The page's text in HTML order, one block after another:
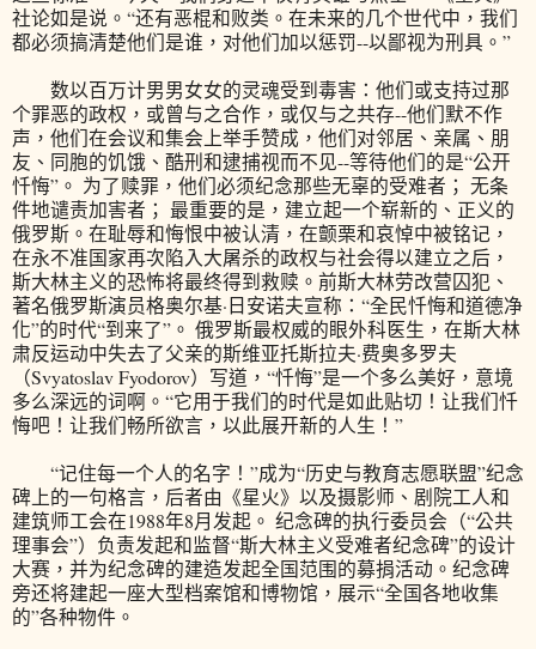
社论如是说。“还有恶棍和败类。在未来的几个世代中，我们
都必须搞清楚他们是谁，对他们加以惩罚--以鄙视为刑具。”
数以百万计男男女女的灵魂受到毒害：他们或支持过那
个罪恶的政权，或曾与之合作，或仅与之共存--他们默不作
声，他们在会议和集会上举手赞成，他们对邻居、亲属、朋
友、同胞的饥饿、酷刑和逮捕视而不见--等待他们的是“公开
忏悔”。 为了赎罪，他们必须纪念那些无辜的受难者； 无条
件地谴责加害者； 最重要的是，建立起一个崭新的、正义的
俄罗斯。在耻辱和悔恨中被认清，在颤栗和哀悼中被铭记，
在永不准国家再次陷入大屠杀的政权与社会得以建立之后，
斯大林主义的恐怖将最终得到救赎。前斯大林劳改营囚犯、
著名俄罗斯演员格奥尔基·日安诺夫宣称：“全民忏悔和道德净
化”的时代“到来了”。 俄罗斯最权威的眼外科医生，在斯大林
肃反运动中失去了父亲的斯维亚托斯拉夫·费奥多罗夫
（Svyatoslav Fyodorov）写道，“忏悔”是一个多么美好，意境
多么深远的词啊。“它用于我们的时代是如此贴切！让我们忏
悔吧！让我们畅所欲言，以此展开新的人生！”
“记住每一个人的名字！”成为“历史与教育志愿联盟”纪念
碑上的一句格言，后者由《星火》以及摄影师、剧院工人和
建筑师工会在1988年8月发起。 纪念碑的执行委员会（“公共
理事会”）负责发起和监督“斯大林主义受难者纪念碑”的设计
大赛，并为纪念碑的建造发起全国范围的募捐活动。纪念碑
旁还将建起一座大型档案馆和博物馆，展示“全国各地收集
的”各种物件。